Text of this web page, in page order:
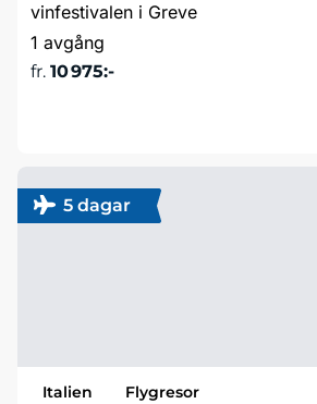
vinfestivalen i Greve
1 avgång
fr. 10 975:-
5 dagar
Italien Flygresor